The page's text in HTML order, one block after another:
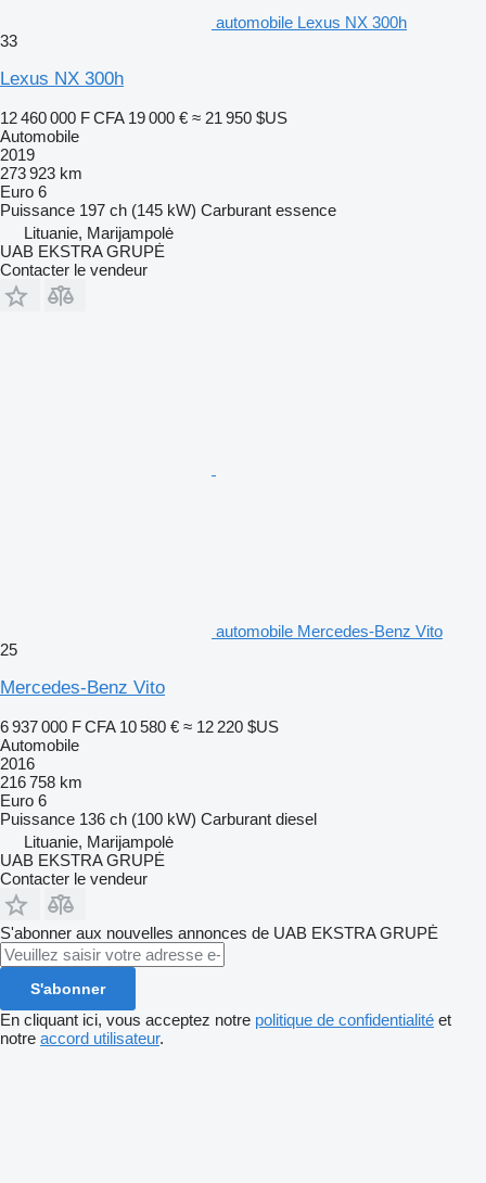
automobile Lexus NX 300h
33
Lexus NX 300h
12 460 000 F CFA 19 000 € ≈ 21 950 $US
Automobile
2019
273 923 km
Euro 6
Puissance 197 ch (145 kW) Carburant essence
Lituanie, Marijampolė
UAB EKSTRA GRUPĖ
Contacter le vendeur
automobile Mercedes-Benz Vito
25
Mercedes-Benz Vito
6 937 000 F CFA 10 580 € ≈ 12 220 $US
Automobile
2016
216 758 km
Euro 6
Puissance 136 ch (100 kW) Carburant diesel
Lituanie, Marijampolė
UAB EKSTRA GRUPĖ
Contacter le vendeur
S'abonner aux nouvelles annonces de UAB EKSTRA GRUPĖ
S'abonner
En cliquant ici, vous acceptez notre politique de confidentialité et
notre accord utilisateur.